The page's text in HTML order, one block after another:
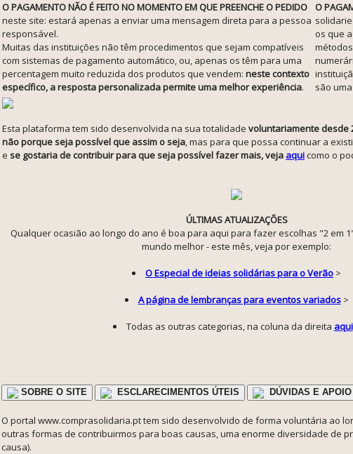
O PAGAMENTO NÃO É FEITO NO MOMENTO EM QUE PREENCHE O PEDIDO
neste site: estará apenas a enviar uma mensagem direta para a pessoa
responsável.
Muitas das instituições não têm procedimentos que sejam compatíveis
com sistemas de pagamento automático, ou, apenas os têm para uma
percentagem muito reduzida dos produtos que vendem: neste contexto
específico, a resposta personalizada permite uma melhor experiência.
O
os que
são
Esta plataforma tem sido desenvolvida na sua totalidade voluntariamente desde
não porque seja possível que assim o seja, mas para que possa continuar a
e se gostaria de contribuir para que seja possível fazer mais, veja aquicomo o
ÚLTIMAS ATUALIZAÇÕES
Qualquer ocasião ao longo do ano é boa para aqui para fazer escolhas "2 em
mundo melhor - este mês, veja por exemplo:
O Especial de ideias solidárias para o Verão >
A página de lembranças para eventos variados>
Todas as outras categorias, na coluna da direita aqui
SOBRE O SITE ESCLARECIMENTOS ÚTEIS DÚVIDAS E APOIO
O portal www.comprasolidaria.pt tem sido desenvolvido de forma voluntária ao
outras formas de contribuirmos para boas causas, uma enorme diversidade de
causa).